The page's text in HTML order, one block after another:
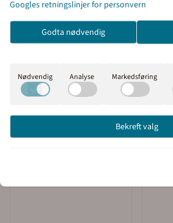
Produktfakta
Kunder kjøpte
I denne butikken kan du
velge om du vil se
med eller uten moms.
Googles retningslinjer for personvern
Godta nødvendig
Nødvendig Analyse Markedsføring
Bekreft valg